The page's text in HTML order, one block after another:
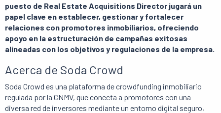
puesto de Real Estate Acquisitions Director jugará un
papel clave en establecer, gestionar y fortalecer
relaciones con promotores inmobiliarios, ofreciendo
apoyo en la estructuración de campañas exitosas
alineadas con los objetivos y regulaciones de la empresa.
Acerca de Soda Crowd
Soda Crowd es una plataforma de crowdfunding inmobiliario
regulada por la CNMV, que conecta a promotores con una
diversa red de inversores mediante un entorno digital seguro,